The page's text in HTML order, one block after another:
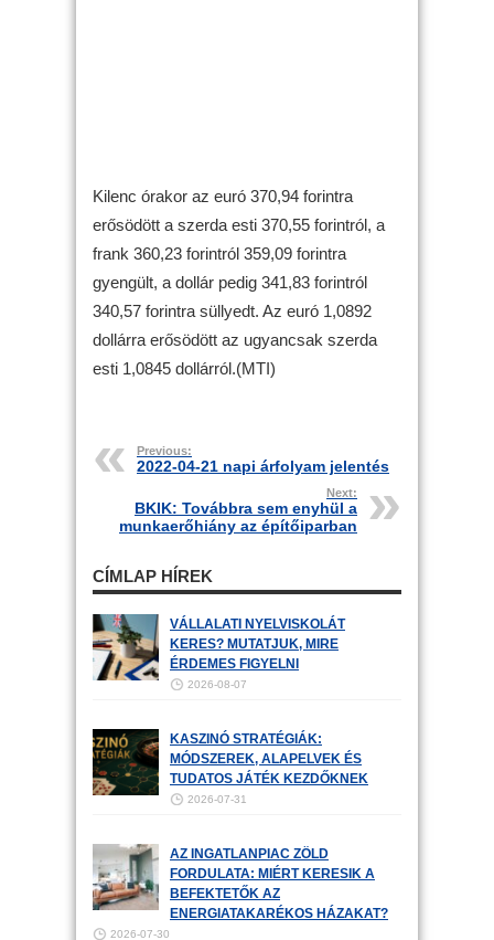
Kilenc órakor az euró 370,94 forintra
erősödött a szerda esti 370,55 forintról, a
frank 360,23 forintról 359,09 forintra
gyengült, a dollár pedig 341,83 forintról
340,57 forintra süllyedt. Az euró 1,0892
dollárra erősödött az ugyancsak szerda
esti 1,0845 dollárról.(MTI)
Previous:
2022-04-21 napi árfolyam jelentés
Next:
BKIK: Továbbra sem enyhül a
munkaerőhiány az építőiparban
CÍMLAP HÍREK
VÁLLALATI NYELVISKOLÁT
KERES? MUTATJUK, MIRE
ÉRDEMES FIGYELNI
2026-08-07
KASZINÓ STRATÉGIÁK:
MÓDSZEREK, ALAPELVEK ÉS
TUDATOS JÁTÉK KEZDŐKNEK
2026-07-31
AZ INGATLANPIAC ZÖLD
FORDULATA: MIÉRT KERESIK A
BEFEKTETŐK AZ
ENERGIATAKARÉKOS HÁZAKAT?
2026-07-30